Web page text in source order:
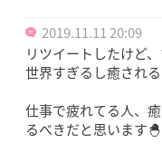
2019.11.11 20:09
リツイートしたけど
世界すぎるし癒され
仕事で疲れてる人、
るべきだと思います🐣